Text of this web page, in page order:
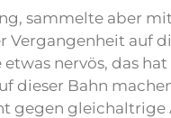
sammelte aber
auf
nervös, das
dieser Bahn
gegen